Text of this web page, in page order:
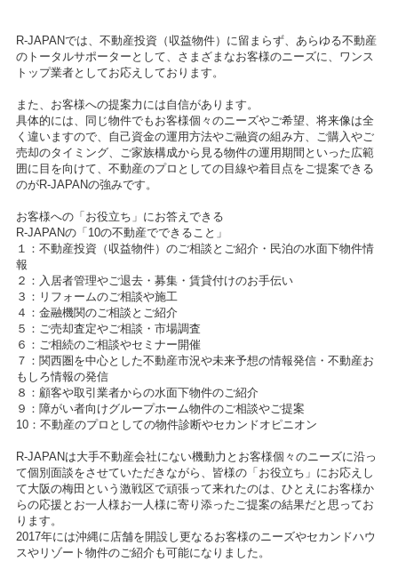
R-JAPANでは、不動産投資（収益物件）に留まらず、あらゆる不動産
のトータルサポーターとして、さまざまなお客様のニーズに、ワンス
トップ業者としてお応えしております。
また、お客様への提案力には自信があります。
具体的には、同じ物件でもお客様個々のニーズやご希望、将来像は全
く違いますので、自己資金の運用方法やご融資の組み方、ご購入やご
売却のタイミング、ご家族構成から見る物件の運用期間といった広範
囲に目を向けて、不動産のプロとしての目線や着目点をご提案できる
のがR-JAPANの強みです。
お客様への「お役立ち」にお答えできる
R-JAPANの「10の不動産でできること」
１：不動産投資（収益物件）のご相談とご紹介・民泊の水面下物件情
報
２：入居者管理やご退去・募集・賃貸付けのお手伝い
３：リフォームのご相談や施工
４：金融機関のご相談とご紹介
５：ご売却査定やご相談・市場調査
６：ご相続のご相談やセミナー開催
７：関西圏を中心とした不動産市況や未来予想の情報発信・不動産お
もしろ情報の発信
８：顧客や取引業者からの水面下物件のご紹介
９：障がい者向けグループホーム物件のご相談やご提案
10：不動産のプロとしての物件診断やセカンドオピニオン
R-JAPANは大手不動産会社にない機動力とお客様個々のニーズに沿っ
て個別面談をさせていただきながら、皆様の「お役立ち」にお応えし
て大阪の梅田という激戦区で頑張って来れたのは、ひとえにお客様か
らの応援とお一人様お一人様に寄り添ったご提案の結果だと思ってお
ります。
2017年には沖縄に店舗を開設し更なるお客様のニーズやセカンドハウ
スやリゾート物件のご紹介も可能になりました。